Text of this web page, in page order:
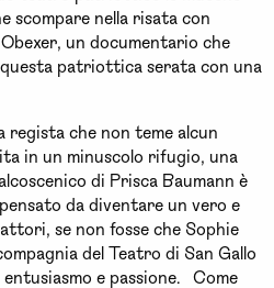
scompare nella risata con
un documentario che
patriottica serata con una
che non teme alcun
in un minuscolo rifugio, una
di Prisca Baumann è
da diventare un vero e
se non fosse che Sophie
del Teatro di San Gallo
e passione. Come